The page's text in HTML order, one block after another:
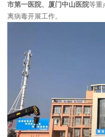
市第一医院、厦门中山医院等重
离病毒开展工作。